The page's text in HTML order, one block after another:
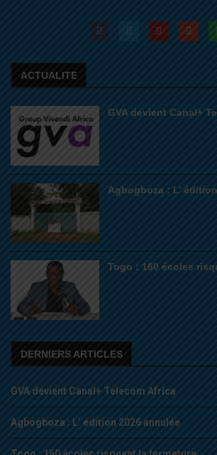
ACTUALITE
GVA devient Canal+
Agbogboza : L’
Togo : 160 écoles
DERNIERS ARTICLES
GVA devient Canal+ Telecom Africa
Agbogboza : L’ édition 2026 annulée